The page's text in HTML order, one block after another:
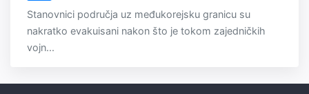
Stanovnici područja uz međukorejsku granicu su
nakratko evakuisani nakon što je tokom zajedničkih
vojn...